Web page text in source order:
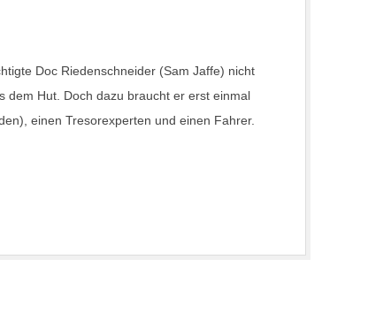
Doc Riedenschneider (Sam Jaffe) nicht
dem Hut. Doch dazu braucht er erst einmal
einen Tresorexperten und einen Fahrer.